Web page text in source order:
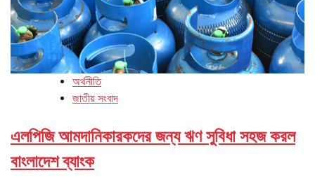
অর্থনীতি
জাতীয় সংবাদ
এলপিজি আমদানিকারকদের জন্য ঋণ সুবিধা সহজ করল
বাংলাদেশ ব্যাংক